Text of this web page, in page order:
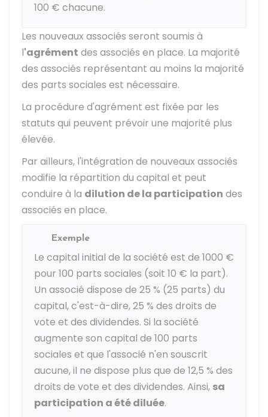
100 € chacune.
Les nouveaux associés seront soumis à
l'agrément des associés en place. La majorité
des associés représentant au moins la majorité
des parts sociales est nécessaire.
La procédure d'agrément est fixée par les
statuts qui peuvent prévoir une majorité plus
élevée.
Par ailleurs, l'intégration de nouveaux associés
modifie la répartition du capital et peut
conduire à la dilution de la participation des
associés en place.
Exemple
Le capital initial de la société est de 1000 €
pour 100 parts sociales (soit 10 € la part).
Un associé dispose de 25 % (25 parts) du
capital, c'est-à-dire,25 % des droits de
vote et des dividendes. Si la société
augmente son capital de 100 parts
sociales et que l'associé n'en souscrit
aucune, il ne dispose plus que de 12,5 % des
droits de vote et des dividendes. Ainsi, sa
participation a été diluée.